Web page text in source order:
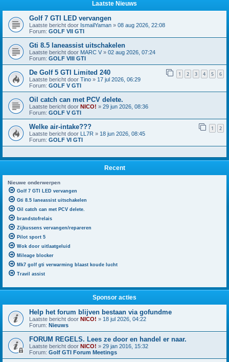
Laatste Nieuws
Golf 7 GTI LED vervangen
Laatste bericht door IsmailYaman » 08 aug 2026, 22:08
Forum: GOLF VII GTI
Gti 8.5 laneassist uitschakelen
Laatste bericht door MARC V » 02 aug 2026, 07:24
Forum: GOLF VIII GTI
De Golf 5 GTI Limited 240 1 2 3 4 5 6
Laatste bericht door Tino » 17 jul 2026, 06:29
Forum: GOLF V GTI
Oil catch can met PCV delete.
Laatste bericht door NICO! » 29 jun 2026, 08:36
Forum: GOLF V GTI
Welke air-intake??? 1 2
Laatste bericht door LL7R » 18 jun 2026, 08:45
Forum: GOLF VI GTI
Recent
Nieuwe onderwerpen
Golf 7 GTI LED vervangen
Gti 8.5 laneassist uitschakelen
Oil catch can met PCV delete.
brandstofrelais
Zijkussens vervangen/repareren
Pilot sport 5
Wok door uitlaatgeluid
Mileage blocker
Mk7 golf gti verwarming blaast koude lucht
Travil assist
Sponsor acties
Help het forum blijven bestaan via gofundme
Laatste bericht door NICO! » 18 jul 2026, 04:22
Forum: Nieuws
FORUM REGELS. Lees ze door en handel er naar.
Laatste bericht door NICO! » 29 jan 2016, 15:32
Forum: Golf GTI Forum Meetings